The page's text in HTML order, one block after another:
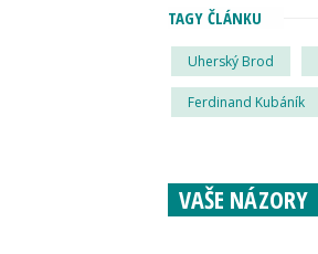
TAGY ČLÁNKU
Uherský Brod
Ferdinand Kubáník
VAŠE NÁZORY